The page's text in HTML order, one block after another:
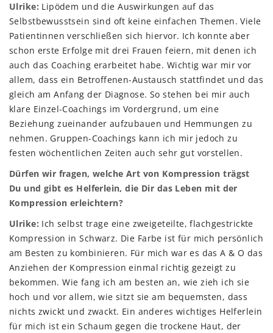
Ulrike: Lipödem und die Auswirkungen auf das
Selbstbewusstsein sind oft keine einfachen Themen. Viele
Patientinnen verschließen sich hiervor. Ich konnte aber
schon erste Erfolge mit drei Frauen feiern, mit denen ich
auch das Coaching erarbeitet habe. Wichtig war mir vor
allem, dass ein Betroffenen-Austausch stattfindet und das
gleich am Anfang der Diagnose. So stehen bei mir auch
klare Einzel-Coachings im Vordergrund, um eine
Beziehung zueinander aufzubauen und Hemmungen zu
nehmen. Gruppen-Coachings kann ich mir jedoch zu
festen wöchentlichen Zeiten auch sehr gut vorstellen.
Dürfen wir fragen, welche Art von Kompression trägst
Du und gibt es Helferlein, die Dir das Leben mit der
Kompression erleichtern?
Ulrike: Ich selbst trage eine zweigeteilte, flachgestrickte
Kompression in Schwarz. Die Farbe ist für mich persönlich
am Besten zu kombinieren. Für mich war es das A & O das
Anziehen der Kompression einmal richtig gezeigt zu
bekommen. Wie fang ich am besten an, wie zieh ich sie
hoch und vor allem, wie sitzt sie am bequemsten, dass
nichts zwickt und zwackt. Ein anderes wichtiges Helferlein
für mich ist ein Schaum gegen die trockene Haut, der